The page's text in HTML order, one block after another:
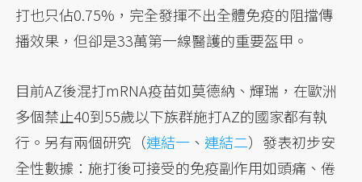
打也只佔0.75%，完全發揮不出全體免疫的阻擋傳
播效果，但卻是33萬第一線醫護的重要盔甲。
目前AZ後混打mRNA疫苗如莫德納、輝瑞，在歐洲
多個禁止40到55歲以下族群施打AZ的國家都有執
行。另有兩個研究（連結一 、 連結二）發表初步安
全性數據：施打後可接受的免疫副作用如頭痛、倦